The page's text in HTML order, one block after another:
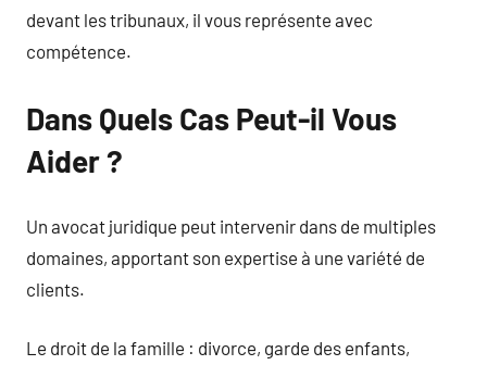
devant les tribunaux, il vous représente avec
compétence.
Dans Quels Cas Peut-il Vous
Aider ?
Un avocat juridique peut intervenir dans de multiples
domaines, apportant son expertise à une variété de
clients.
Le droit de la famille : divorce, garde des enfants,